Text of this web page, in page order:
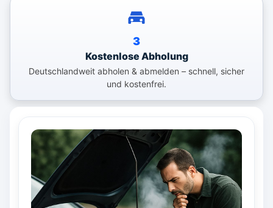
3
Kostenlose Abholung
Deutschlandweit abholen & abmelden – schnell, sicher
und kostenfrei.